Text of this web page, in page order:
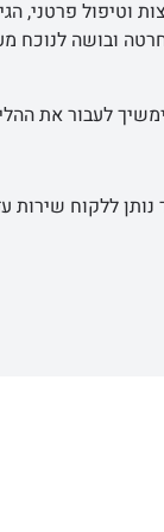
וטיפול פרטני,
ובושה לנוכח
לעבור את
נותן ללקוח שירות